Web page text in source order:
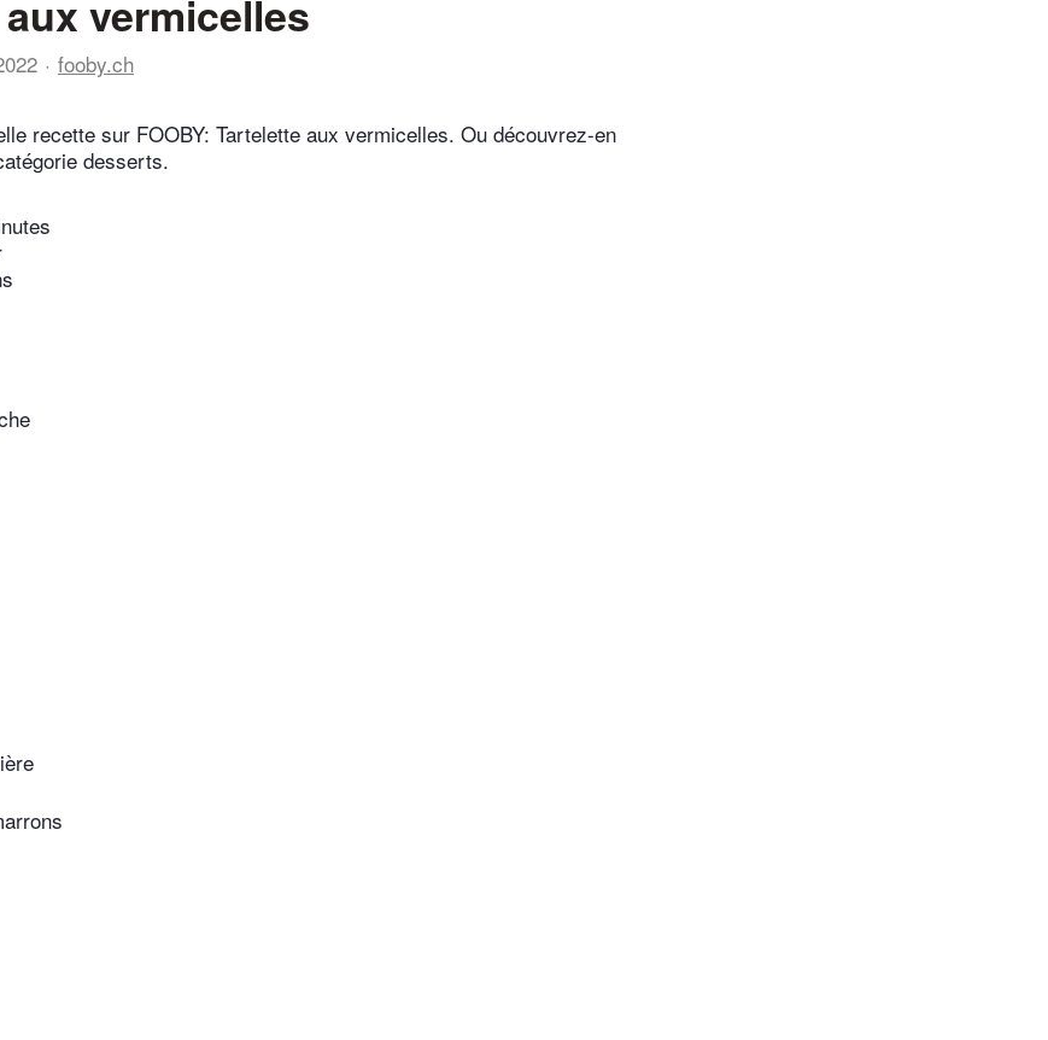
vermicelles
fooby.ch
recette sur FOOBY: Tartelette aux vermicelles. Ou découvrez-en
desserts.